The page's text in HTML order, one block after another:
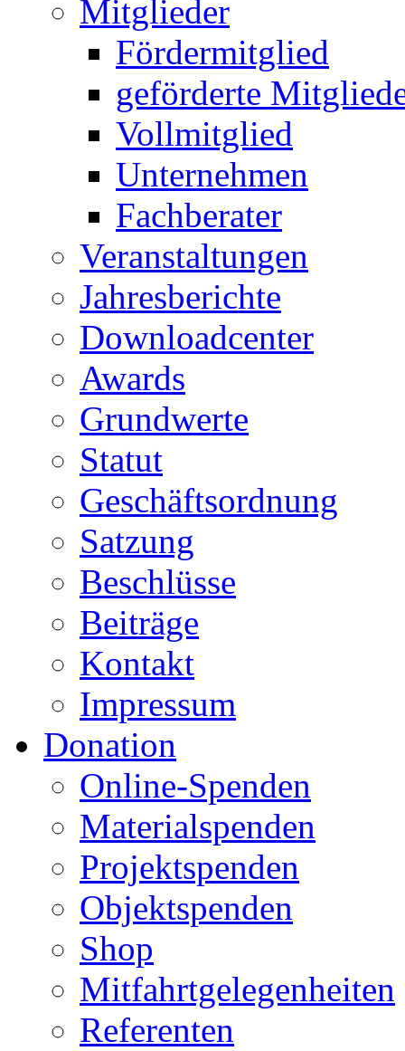
Mitglieder
Fördermitglied
geförderte
Vollmitglied
Unternehmen
Fachberater
Veranstaltungen
Jahresberichte
Downloadcenter
Awards
Grundwerte
Statut
Geschäftsordnung
Satzung
Beschlüsse
Beiträge
Kontakt
Impressum
Donation
Online-Spenden
Materialspenden
Projektspenden
Objektspenden
Shop
Mitfahrtgelegenheiten
Referenten